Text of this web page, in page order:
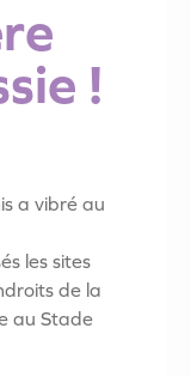
!
a vibré au
les sites
de la
au Stade